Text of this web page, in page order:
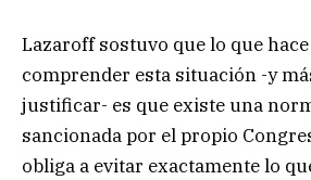
Lazaroff sostuvo que lo que
comprender esta situación -y
justificar- es que existe una
sancionada por el propio
obliga a evitar exactamente lo